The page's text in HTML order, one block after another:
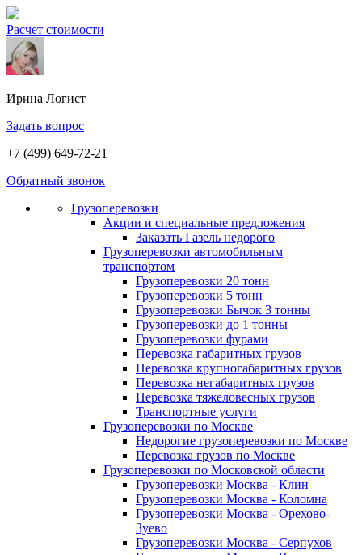
Расчет стоимости
Ирина Логист
Задать вопрос
+7 (499) 649-72-21
Обратный звонок
Грузоперевозки
Акции и специальные предложения
Заказать Газель недорого
Грузоперевозки автомобильным
транспортом
Грузоперевозки 20 тонн
Грузоперевозки 5 тонн
Грузоперевозки Бычок 3 тонны
Грузоперевозки до 1 тонны
Грузоперевозки фурами
Перевозка габаритных грузов
Перевозка крупногабаритных грузов
Перевозка негабаритных грузов
Перевозка тяжеловесных грузов
Транспортные услуги
Грузоперевозки по Москве
Недорогие грузоперевозки по Москве
Перевозка грузов по Москве
Грузоперевозки по Московской области
Грузоперевозки Москва - Клин
Грузоперевозки Москва - Коломна
Грузоперевозки Москва - Орехово-
Зуево
Грузоперевозки Москва - Серпухов